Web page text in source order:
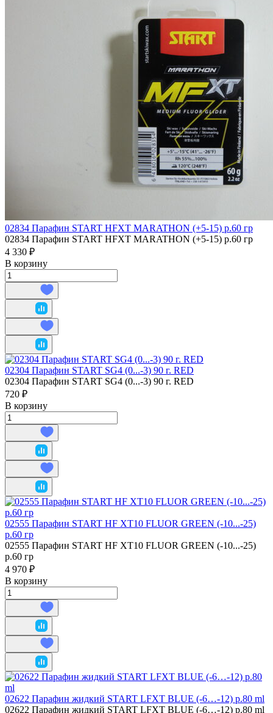
02834 Парафин START HFXT MARATHON (+5-15) р.60 гр
02834 Парафин START HFXT MARATHON (+5-15) р.60 гр
4 330 ₽
В корзину
02304 Парафин START SG4 (0...-3) 90 г. RED
02304 Парафин START SG4 (0...-3) 90 г. RED
720 ₽
В корзину
02555 Парафин START HF XT10 FLUOR GREEN (-10...-25)
р.60 гр
02555 Парафин START HF XT10 FLUOR GREEN (-10...-25)
р.60 гр
4 970 ₽
В корзину
02622 Парафин жидкий START LFXT BLUE (-6…-12) р.80 ml
02622 Парафин жидкий START LFXT BLUE (-6…-12) р.80 ml